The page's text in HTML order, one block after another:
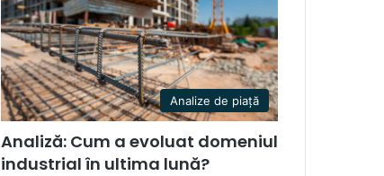
Analize de piață
Analiză: Cum a evoluat domeniul
industrial în ultima lună?